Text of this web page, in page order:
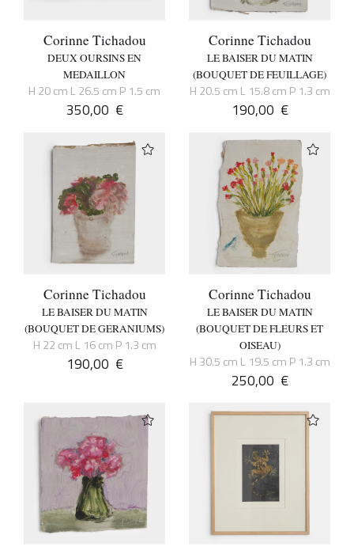
Corinne Tichadou
DEUX OURSINS EN
MEDAILLON
H 20 cm L 26.5 cm P 1.5 cm
350,00 €
Corinne Tichadou
LE BAISER DU MATIN
(BOUQUET DE FEUILLAGE)
H 20.5 cm L 15.8 cm P 1.3 cm
190,00 €
Corinne Tichadou
LE BAISER DU MATIN
(BOUQUET DE GERANIUMS)
H 22 cm L 16 cm P 1.3 cm
190,00 €
Corinne Tichadou
LE BAISER DU MATIN
(BOUQUET DE FLEURS ET
OISEAU)
H 30.5 cm L 19.5 cm P 1.3 cm
250,00 €